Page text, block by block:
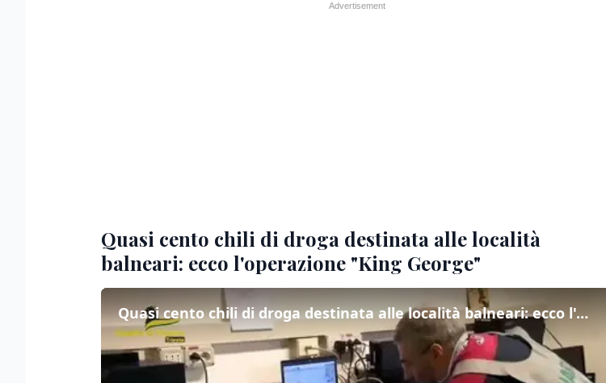
Quasi cento chili di droga destinata alle località
balneari: ecco l'operazione "King George"
Quasi cento chili di droga destinata alle località balneari: ecco l'operazione "King George"